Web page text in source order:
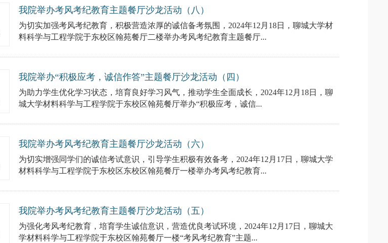
我院举办考风考纪教育主题餐厅沙龙活动（八）
为切实加强考风考纪教育，积极营造浓厚的诚信备考氛围，2024年12月18日，聊城大学材
料科学与工程学院于东校区翰苑餐厅二楼举办考风考纪教育主题餐厅...
我院举办“积极应考，诚信作答”主题餐厅沙龙活动（四）
为助力学生优化学习状态，培育良好学习风气，推动学生全面成长，2024年12月18日，聊
城大学材料科学与工程学院于东校区翰苑餐厅举办“积极应考，诚信...
我院举办考风考纪教育主题餐厅沙龙活动（六）
为切实增强同学们的诚信考试意识，引导学生积极有效备考，2024年12月17日，聊城大学
材料科学与工程学院于东校区东校区翰苑餐厅一楼举办考风考纪教育...
我院举办考风考纪教育主题餐厅沙龙活动（五）
为强化考风考纪教育，培育学生诚信意识，营造优良考试环境，2024年12月17日，聊城大
学材料科学与工程学院于东校区翰苑餐厅一楼“考风考纪教育”主题...